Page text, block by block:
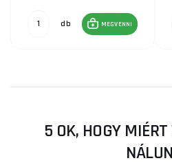
db MEGVENNI
5 OK, HOGY